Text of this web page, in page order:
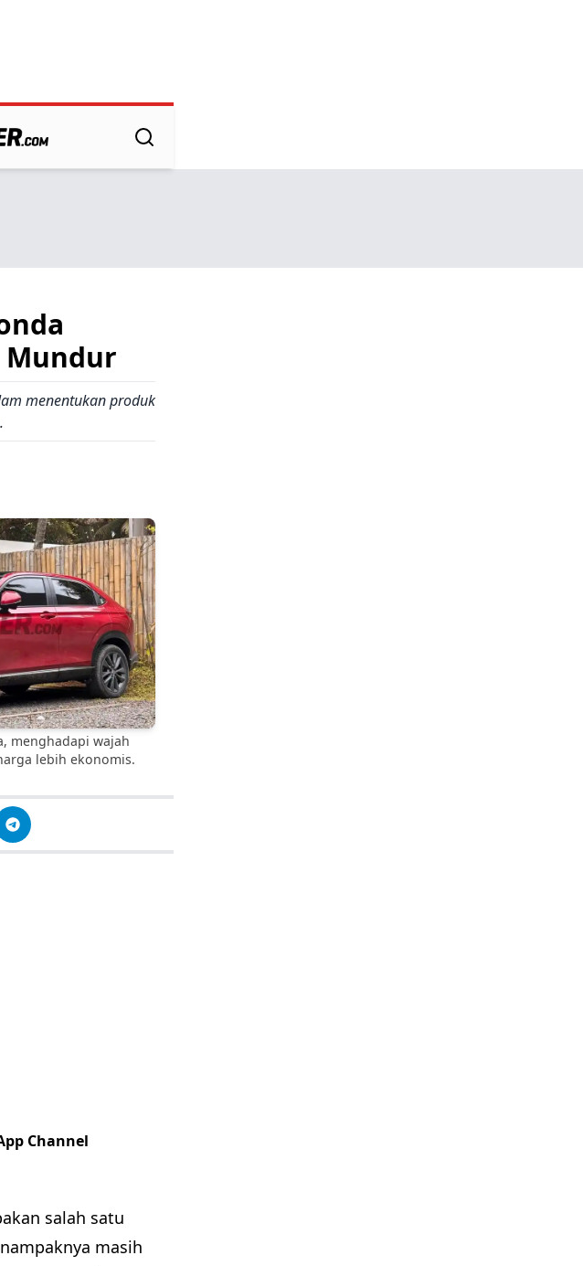
Mundur
menentukan produk
menghadapi wajah
lebih ekonomis.
Channel
salah satu
masih